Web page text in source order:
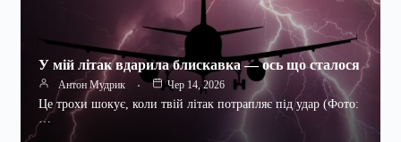
У мій літак вдарила блискавка — ось що сталося
Антон Мудрик Чер 14, 2026
Це трохи шокує, коли твій літак потрапляє під удар (Фото:
…